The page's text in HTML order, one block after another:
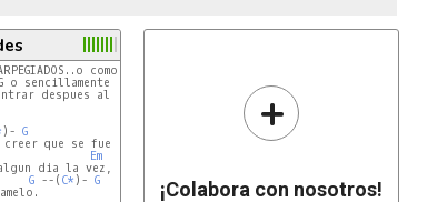
como se diga!) Solo una vez...
o sencillamente hacer un silencio
despues al verso 1
)- G
creer que se fue
Em
dia la vez,
G --( C* )- G
+
¡Colabora con nosotros!